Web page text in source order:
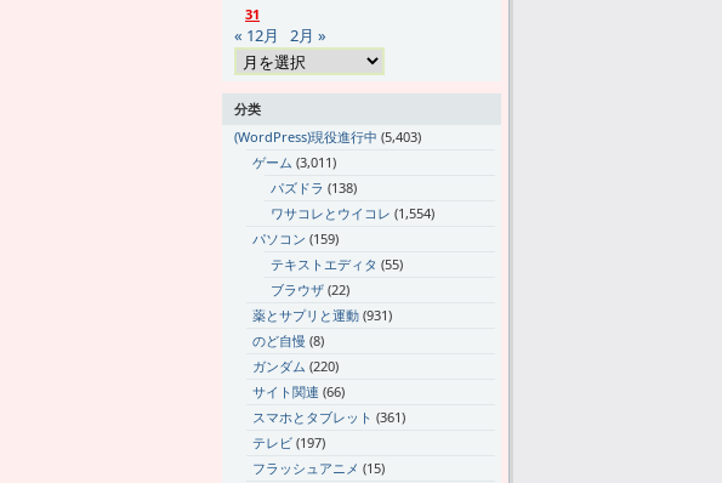
31
« 12月 2月 »
分类
(WordPress)現役進行中 (5,403)
ゲーム (3,011)
パズドラ (138)
ワサコレとウイコレ (1,554)
パソコン (159)
テキストエディタ (55)
ブラウザ (22)
薬とサプリと運動 (931)
のど自慢 (8)
ガンダム (220)
サイト関連 (66)
スマホとタブレット (361)
テレビ (197)
フラッシュアニメ (15)